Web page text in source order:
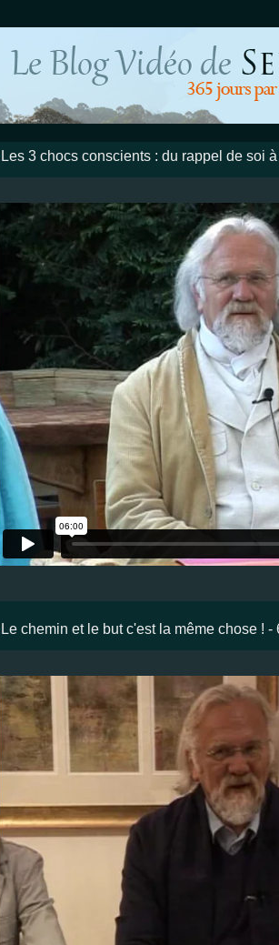
Les 3 chocs conscients : du rappel de soi
Le chemin et le but c'est la même chose ! -